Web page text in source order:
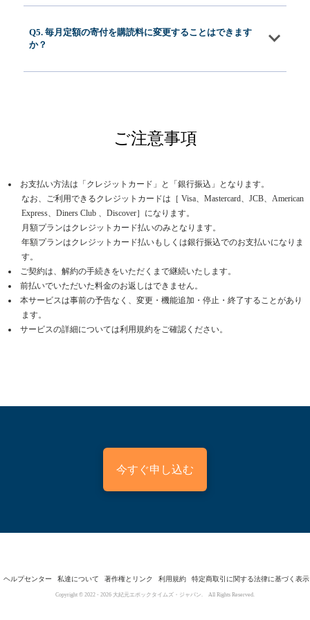
Q5. 毎月定額の寄付を購読料に変更することはできます
か？
ご注意事項
お支払い方法は「クレジットカード」と「銀行振込」となります。
なお、ご利用できるクレジットカードは［ Visa、Mastercard、JCB、American
Express、Diners Club 、Discover］になります。
月額プランはクレジットカード払いのみとなります。
年額プランはクレジットカード払いもしくは銀行振込でのお支払いになりま
す。
ご契約は、解約の手続きをいただくまで継続いたします。
前払いでいただいた料金のお返しはできません。
本サービスは事前の予告なく、変更・機能追加・停止・終了することがあり
ます。
サービスの詳細については利用規約をご確認ください。
今すぐ申し込む
ヘルプセンター 私達について 著作権とリンク 利用規約 特定商取引に関する法律に基づく表示
Copyright © 2022 - 2026 大紀元エポックタイムズ・ジャパン. All Rights Reserved.